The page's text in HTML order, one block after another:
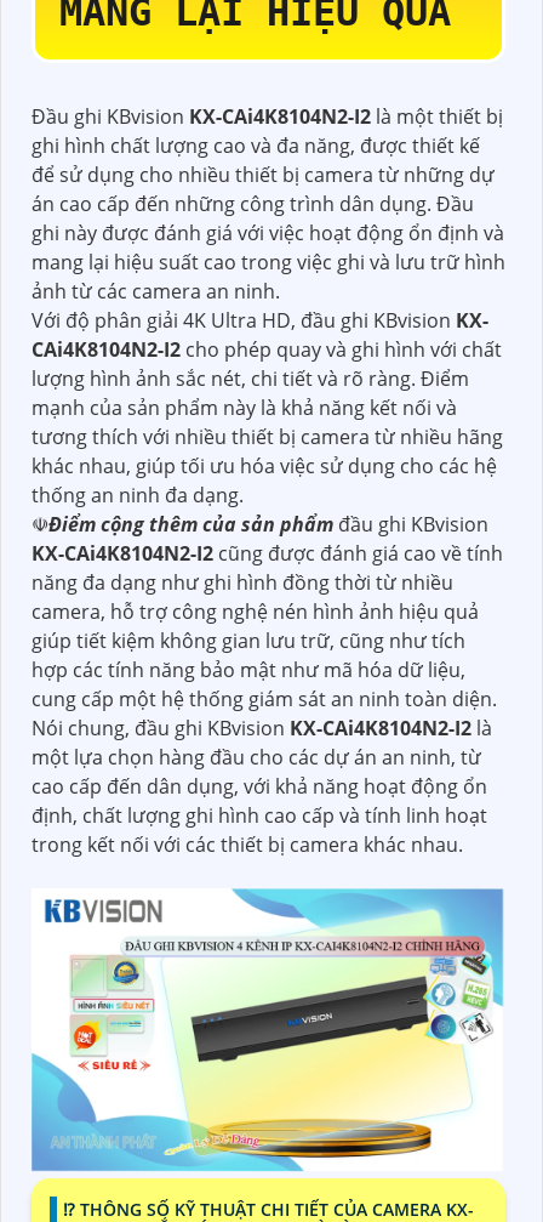
MANG LẠI HIỆU QUẢ
Đầu ghi KBvision KX-CAi4K8104N2-I2 là một thiết bị
ghi hình chất lượng cao và đa năng, được thiết kế
để sử dụng cho nhiều thiết bị camera từ những dự
án cao cấp đến những công trình dân dụng. Đầu
ghi này được đánh giá với việc hoạt động ổn định và
mang lại hiệu suất cao trong việc ghi và lưu trữ hình
ảnh từ các camera an ninh.
Với độ phân giải 4K Ultra HD, đầu ghi KBvision KX-
CAi4K8104N2-I2 cho phép quay và ghi hình với chất
lượng hình ảnh sắc nét, chi tiết và rõ ràng. Điểm
mạnh của sản phẩm này là khả năng kết nối và
tương thích với nhiều thiết bị camera từ nhiều hãng
khác nhau, giúp tối ưu hóa việc sử dụng cho các hệ
thống an ninh đa dạng.
☫Điểm cộng thêm của sản phẩm đầu ghi KBvision
KX-CAi4K8104N2-I2 cũng được đánh giá cao về tính
năng đa dạng như ghi hình đồng thời từ nhiều
camera, hỗ trợ công nghệ nén hình ảnh hiệu quả
giúp tiết kiệm không gian lưu trữ, cũng như tích
hợp các tính năng bảo mật như mã hóa dữ liệu,
cung cấp một hệ thống giám sát an ninh toàn diện.
Nói chung, đầu ghi KBvision KX-CAi4K8104N2-I2 là
một lựa chọn hàng đầu cho các dự án an ninh, từ
cao cấp đến dân dụng, với khả năng hoạt động ổn
định, chất lượng ghi hình cao cấp và tính linh hoạt
trong kết nối với các thiết bị camera khác nhau.
⁉️ THÔNG SỐ KỸ THUẬT CHI TIẾT CỦA CAMERA KX-